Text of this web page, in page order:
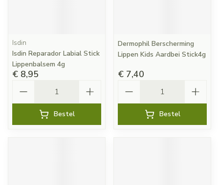
Isdin
Isdin Reparador Labial Stick
Lippenbalsem 4g
€ 8,95
Bestel
Dermophil Berscherming
Lippen Kids Aardbei Stick4g
€ 7,40
Bestel